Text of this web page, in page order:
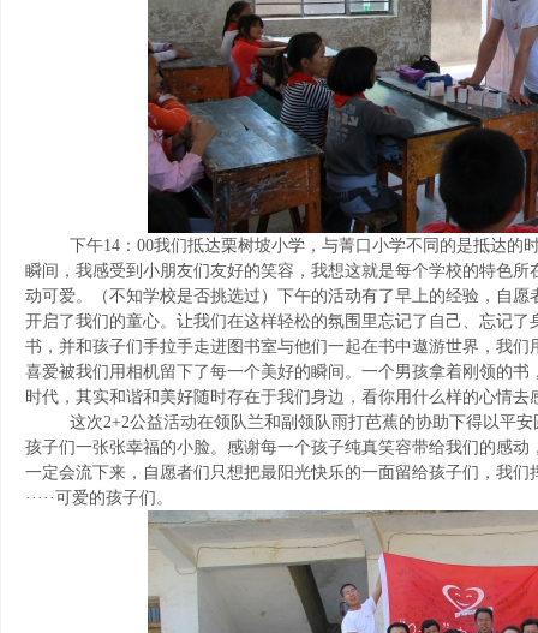
下午14：00我们抵达栗树坡小学，与菁口小学不同的是抵达
瞬间，我感受到小朋友们友好的笑容，我想这就是每个学校的特色
动可爱。（不知学校是否挑选过）下午的活动有了早上的经验，自
开启了我们的童心。让我们在这样轻松的氛围里忘记了自己、忘记
书，并和孩子们手拉手走进图书室与他们一起在书中遨游世界，我
喜爱被我们用相机留下了每一个美好的瞬间。一个男孩拿着刚领的
时代，其实和谐和美好随时存在于我们身边，看你用什么样的心情去
这次2+2公益活动在领队兰和副领队雨打芭蕉的协助下得以平
孩子们一张张幸福的小脸。感谢每一个孩子纯真笑容带给我们的感
一定会流下来，自愿者们只想把最阳光快乐的一面留给孩子们，我
·····可爱的孩子们。